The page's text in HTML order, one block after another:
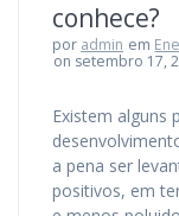
conhece?
por admin em
on setembro 17,
Existem alguns
a pena ser
positivos, em